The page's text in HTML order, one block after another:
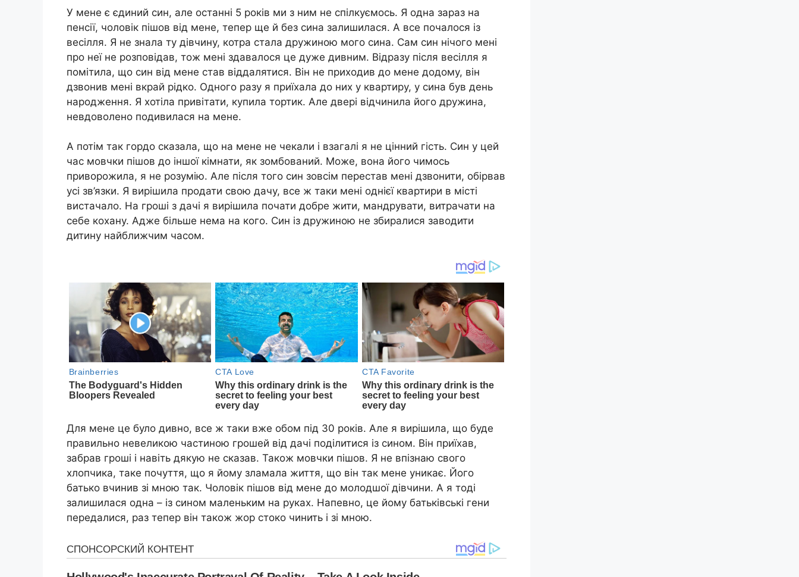
У мене є єдиний син, але останні 5 років ми з ним не спілкуємось. Я одна зараз на
пенсії, чоловік пішов від мене, тепер ще й без сина залишилася. А все почалося із
весілля. Я не знала ту дівчину, котра стала дружиною мого сина. Сам син нічого мені
про неї не розповідав, тож мені здавалося це дуже дивним. Відразу після весілля я
помітила, що син від мене став віддалятися. Він не приходив до мене додому, він
дзвонив мені вкрай рідко. Одного разу я приїхала до них у квартиру, у сина був день
народження. Я хотіла привітати, купила тортик. Але двері відчинила його дружина,
невдоволено подивилася на мене.
А потім так гордо сказала, що на мене не чекали і взагалі я не цінний гість. Син у цей
час мовчки пішов до іншої кімнати, як зомбований. Може, вона його чимось
приворожила, я не розумію. Але після того син зовсім перестав мені дзвонити, обірвав
усі зв’язки. Я вирішила продати свою дачу, все ж таки мені однієї квартири в місті
вистачало. На гроші з дачі я вирішила почати добре жити, мандрувати, витрачати на
себе кохану. Адже більше нема на кого. Син із дружиною не збиралися заводити
дитину найближчим часом.
Для мене це було дивно, все ж таки вже обом під 30 років. Але я вирішила, що буде
правильно невеликою частиною грошей від дачі поділитися із сином. Він приїхав,
забрав гроші і навіть дякую не сказав. Також мовчки пішов. Я не впізнаю свого
хлопчика, таке почуття, що я йому зламала життя, що він так мене уникає. Його
батько вчинив зі мною так. Чоловік пішов від мене до молодшої дівчини. А я тоді
залишилася одна – із сином маленьким на руках. Напевно, це йому батьківські гени
передалися, раз тепер він також жор стоко чинить і зі мною.